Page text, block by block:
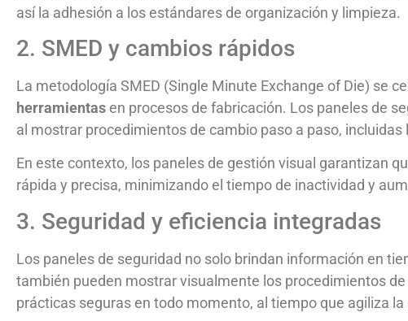
así la adhesión a los estándares de organización y limpieza.
2. SMED y cambios rápidos
La metodología SMED (Single Minute Exchange of Die) se
herramientas en procesos de fabricación. Los paneles de
al mostrar procedimientos de cambio paso a paso,
En este contexto, los paneles de gestión visual garantizan
rápida y precisa, minimizando el tiempo de inactividad y
3. Seguridad y eficiencia integradas
Los paneles de seguridad no solo brindan información en
también pueden mostrar visualmente los procedimientos
prácticas seguras en todo momento, al tiempo que agiliza